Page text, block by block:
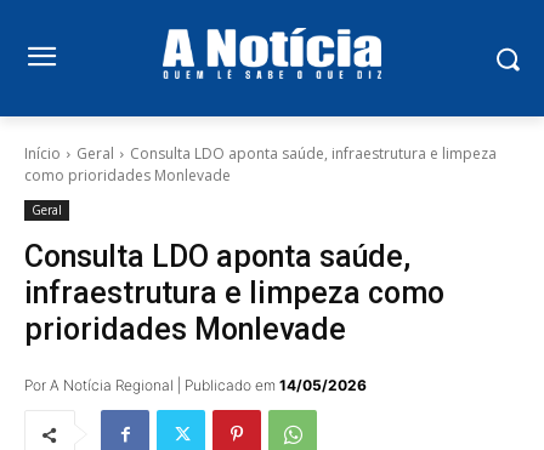
Início Geral
Consulta LDO aponta saúde, infraestrutura e limpeza
como prioridades Monlevade
Geral
Consulta LDO aponta saúde,
infraestrutura e limpeza como
prioridades Monlevade
Por A Notícia Regional | Publicado em 14/05/2026